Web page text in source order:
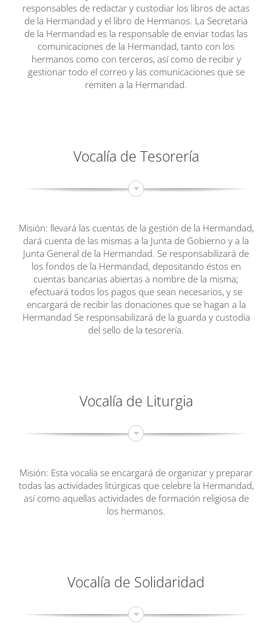
responsables de redactar y custodiar los libros de actas
de la Hermandad y el libro de Hermanos. La Secretaria
de la Hermandad es la responsable de enviar todas las
comunicaciones de la Hermandad, tanto con los
hermanos como con terceros, así como de recibir y
gestionar todo el correo y las comunicaciones que se
remiten a la Hermandad.
Vocalía de Tesorería
Misión: llevará las cuentas de la gestión de la Hermandad,
dará cuenta de las mismas a la Junta de Gobierno y a la
Junta General de la Hermandad. Se responsabilizará de
los fondos de la Hermandad, depositando éstos en
cuentas bancarias abiertas a nombre de la misma;
efectuará todos los pagos que sean necesarios, y se
encargará de recibir las donaciones que se hagan a la
Hermandad Se responsabilizará de la guarda y custodia
del sello de la tesorería.
Vocalía de Liturgia
Misión: Esta vocalía se encargará de organizar y preparar
todas las actividades litúrgicas que celebre la Hermandad,
así como aquellas actividades de formación religiosa de
los hermanos.
Vocalía de Solidaridad